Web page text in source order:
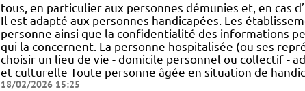
tous, en particulier aux personnes démunies et, en cas
Il est adapté aux personnes handicapées. Les
personne ainsi que la confidentialité des informations
qui la concernent. La personne hospitalisée (ou ses
choisir un lieu de vie - domicile personnel ou collectif -
et culturelle Toute personne âgée en situation de
18/02/2026 15:25